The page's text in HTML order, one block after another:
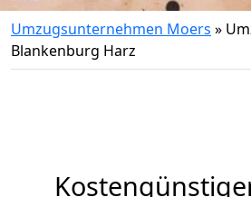
Umzugsunternehmen Moers »
Blankenburg Harz